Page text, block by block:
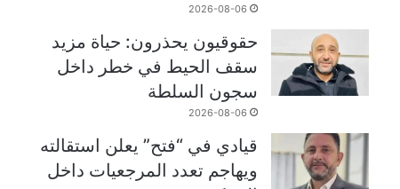
2026-08-06
حقوقيون يحذرون: حياة مزيد
سقف الحيط في خطر داخل
سجون السلطة
2026-08-06
قيادي في “فتح” يعلن استقالته
ويهاجم تعدد المرجعيات داخل